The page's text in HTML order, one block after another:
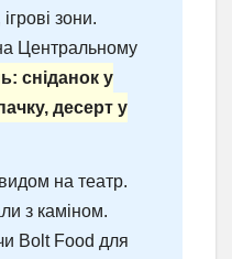
зони.
Центральному
сніданок у
десерт у
на театр.
з каміном.
Bolt Food для